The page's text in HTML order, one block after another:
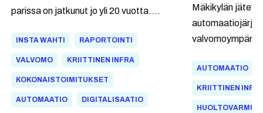
parissa on jatkunut jo yli 20 vuotta.
mukana kehittämässä sekä
jätevedenpuhdistuksen että puhtaan
veden verkostojen automaatiota. Insta
Wahti® Flow -ohjelmisto tuo
verkostohenkilöstölle selkeän
INSTA WAHTI RAPORTOINTI
VALVOMO KRIITTINEN INFRA
KOKONAISTOIMITUKSET
AUTOMAATIO DIGITALISAATIO
Mäkikylän
Uudistuksen
mielenrauhaa
AUTOMAATIO
KRIITTINEN